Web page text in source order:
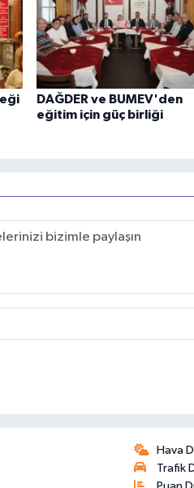
DAĞDER ve BUMEV'den
eğitim için güç birliği
Hava
Trafik